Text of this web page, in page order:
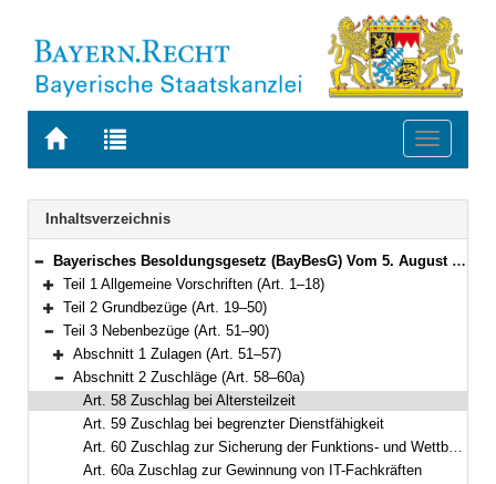
Zur
BAYERN.RECHT
Zur
letzten
Suche
Toggle
Navigation
Inhaltsverzeichnis
Bereich reduzieren
Bayerisches Besoldungsgesetz (BayBesG) Vom 5. August 2010 (GVBl. S. 410, 764) BayRS 2032-1-1-F (Art. 1–111)
Bereich erweitern
Teil 1 Allgemeine Vorschriften (Art. 1–18)
Bereich erweitern
Teil 2 Grundbezüge (Art. 19–50)
Bereich reduzieren
Teil 3 Nebenbezüge (Art. 51–90)
Bereich erweitern
Abschnitt 1 Zulagen (Art. 51–57)
Bereich reduzieren
Abschnitt 2 Zuschläge (Art. 58–60a)
Art. 58 Zuschlag bei Altersteilzeit
Art. 59 Zuschlag bei begrenzter Dienstfähigkeit
Art. 60 Zuschlag zur Sicherung der Funktions- und Wettbewerbsfähigkeit
Art. 60a Zuschlag zur Gewinnung von IT-Fachkräften